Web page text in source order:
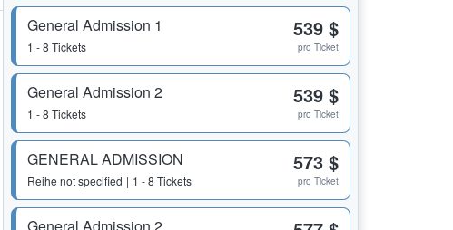
General Admission 1
1 - 8 Tickets
539 $
pro Ticket
General Admission 2
1 - 8 Tickets
539 $
pro Ticket
GENERAL ADMISSION
Reihe not specified 1 - 8 Tickets
573 $
pro Ticket